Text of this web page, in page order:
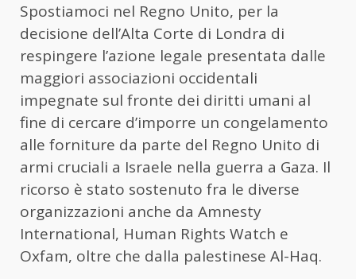
Spostiamoci nel Regno Unito, per la
decisione dell’Alta Corte di Londra di
respingere l’azione legale presentata dalle
maggiori associazioni occidentali
impegnate sul fronte dei diritti umani al
fine di cercare d’imporre un congelamento
alle forniture da parte del Regno Unito di
armi cruciali a Israele nella guerra a Gaza. Il
ricorso è stato sostenuto fra le diverse
organizzazioni anche da Amnesty
International, Human Rights Watch e
Oxfam, oltre che dalla palestinese Al-Haq.